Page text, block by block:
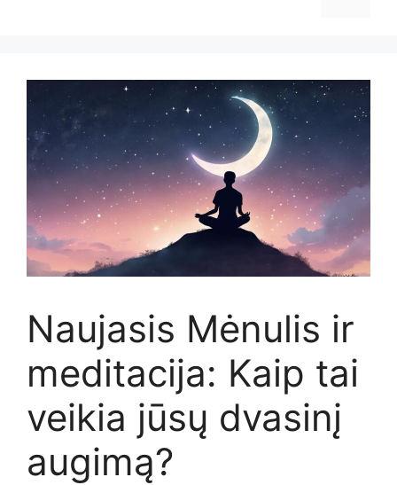
Naujasis Mėnulis ir
meditacija: Kaip tai
veikia jūsų dvasinį
augimą?